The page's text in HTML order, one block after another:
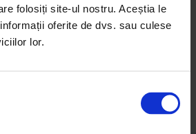
folosiți site-ul nostru. Aceștia le
oferite de dvs. sau culese
lor.
compartimentare și facilități.
oferă intimitate, spațiu și